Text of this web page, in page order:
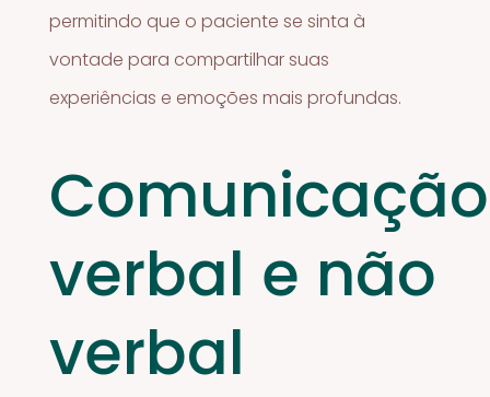
permitindo que o paciente se sinta à
vontade para compartilhar suas
experiências e emoções mais profundas.
Comunicação
verbal e não
verbal